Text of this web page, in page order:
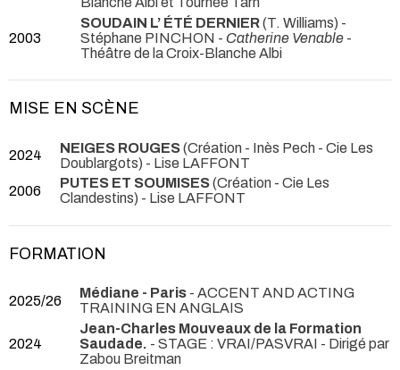
2003
SOUDAIN L’ ÉTÉ DERNIER(T. Williams) -
Stéphane PINCHON - Catherine Venable -
Théâtre de la Croix-Blanche Albi
MISE EN SCÈNE
2024 NEIGES ROUGES(Création - Inès Pech - Cie Les
Doublargots) - Lise LAFFONT
2006
PUTES ET SOUMISES(Création - Cie Les
Clandestins) - Lise LAFFONT
FORMATION
2025/26 Médiane - Paris - ACCENT AND ACTING
TRAINING EN ANGLAIS
2024
Jean-Charles Mouveaux de la Formation
Saudade. - STAGE : VRAI/PASVRAI - Dirigé par
Zabou Breitman